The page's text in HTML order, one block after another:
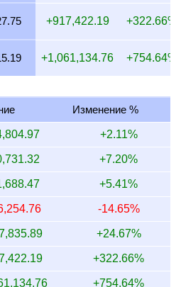
32,874.38 31,402.93
33,266.79 31,777.78
33,266.14 31,777.15
31,296.58
33,723.08 32,213.64
33,723.08 32,213.64
33,574.13 32,071.35
+917,422.19 +322.66%
+1,061,134.76 +754.64%
Изменение %
+2.11%
+7.20%
+5.41%
-14.65%
+24.67%
+322.66%
+754.64%